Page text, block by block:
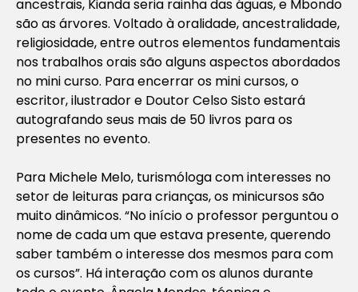
ancestrais, Kianda seria rainha das águas, e Mbondo
são as árvores. Voltado à oralidade, ancestralidade,
religiosidade, entre outros elementos fundamentais
nos trabalhos orais são alguns aspectos abordados
no mini curso. Para encerrar os mini cursos, o
escritor, ilustrador e Doutor Celso Sisto estará
autografando seus mais de 50 livros para os
presentes no evento.
Para Michele Melo, turismóloga com interesses no
setor de leituras para crianças, os minicursos são
muito dinâmicos. “No início o professor perguntou o
nome de cada um que estava presente, querendo
saber também o interesse dos mesmos para com
os cursos”. Há interação com os alunos durante